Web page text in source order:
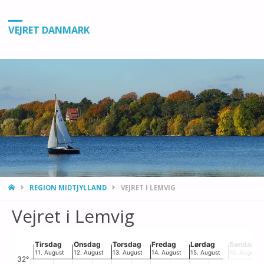
VEJRET DANMARK
HJEMMESIDE
REGION MIDTJYLLAND VEJRET I LEMVIG
Vejret i Lemvig
Chart
32°
Tirsdag
11. August
Onsdag
12. August
Torsdag
13. August
Fredag
14. August
Lørdag
15. August
Søndag
16. August